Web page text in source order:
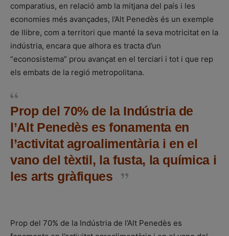
comparatius, en relació amb la mitjana del país i les
economies més avançades, l’Alt Penedès és un exemple
de llibre, com a territori que manté la seva motricitat en la
indústria, encara que alhora es tracta d’un
“econosistema” prou avançat en el terciari i tot i que rep
els embats de la regió metropolitana.
Prop del 70% de la Indústria de
l’Alt Penedès es fonamenta en
l’activitat agroalimentària i en el
vano del tèxtil, la fusta, la química i
les arts gràfiques
Prop del 70% de la Indústria de l’Alt Penedès es